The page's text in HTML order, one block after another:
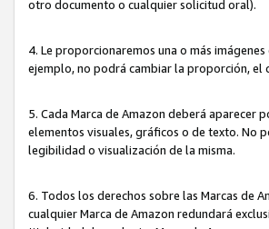
otro documento o cualquier solicitud oral).
4. Le proporcionaremos una o más
ejemplo, no podrá cambiar la proporción, el
5. Cada Marca de Amazon deberá aparecer
elementos visuales, gráficos o de texto. No
legibilidad o visualización de la misma.
6. Todos los derechos sobre las Marcas de
cualquier Marca de Amazon redundará